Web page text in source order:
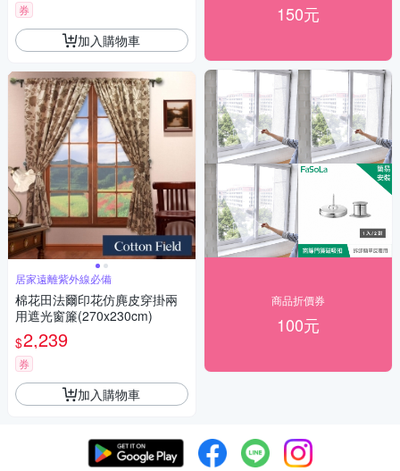
券
加入購物車
居家遠離紫外線必備
棉花田法爾印花仿麂皮穿掛兩
用遮光窗簾(270x230cm)
$2,239
券
加入購物車
150元
商品折價券
100元